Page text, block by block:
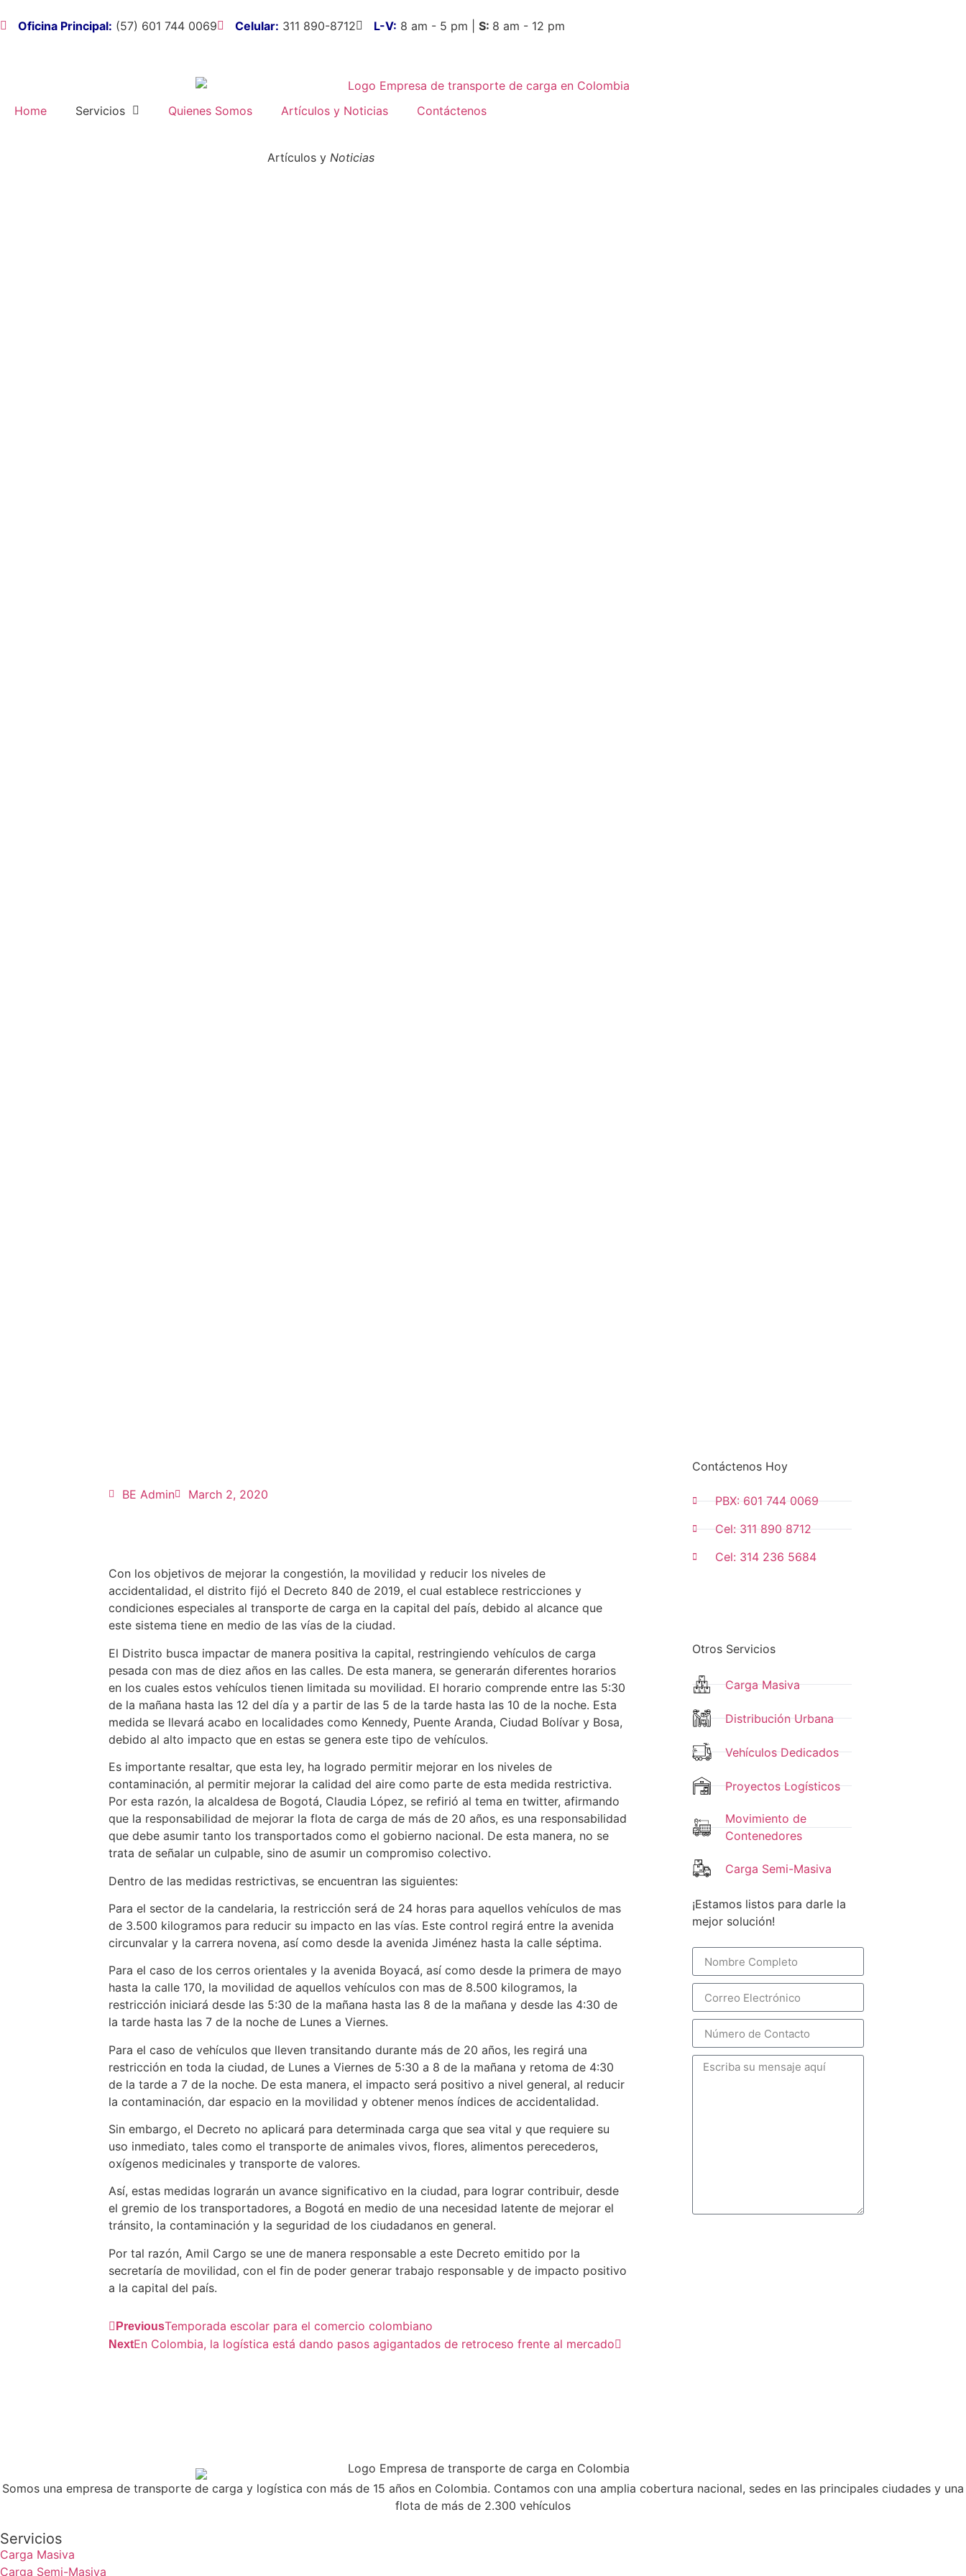
Oficina Principal: (57) 601 744 0069 Celular: 311 890-8712 L-V: 8 am - 5 pm | S: 8 am - 12 pm
Home Servicios Quienes Somos Artículos y Noticias Contáctenos
Artículos y Noticias
BE Admin March 2, 2020
Con los objetivos de mejorar la congestión, la movilidad y reducir los niveles de
accidentalidad, el distrito fijó el Decreto 840 de 2019, el cual establece restricciones y
condiciones especiales al transporte de carga en la capital del país, debido al alcance que
este sistema tiene en medio de las vías de la ciudad.
El Distrito busca impactar de manera positiva la capital, restringiendo vehículos de carga
pesada con mas de diez años en las calles. De esta manera, se generarán diferentes horarios
en los cuales estos vehículos tienen limitada su movilidad. El horario comprende entre las 5:30
de la mañana hasta las 12 del día y a partir de las 5 de la tarde hasta las 10 de la noche. Esta
medida se llevará acabo en localidades como Kennedy, Puente Aranda, Ciudad Bolívar y Bosa,
debido al alto impacto que en estas se genera este tipo de vehículos.
Es importante resaltar, que esta ley, ha logrado permitir mejorar en los niveles de
contaminación, al permitir mejorar la calidad del aire como parte de esta medida restrictiva.
Por esta razón, la alcaldesa de Bogotá, Claudia López, se refirió al tema en twitter, afirmando
que la responsabilidad de mejorar la flota de carga de más de 20 años, es una responsabilidad
que debe asumir tanto los transportados como el gobierno nacional. De esta manera, no se
trata de señalar un culpable, sino de asumir un compromiso colectivo.
Dentro de las medidas restrictivas, se encuentran las siguientes:
Para el sector de la candelaria, la restricción será de 24 horas para aquellos vehículos de mas
de 3.500 kilogramos para reducir su impacto en las vías. Este control regirá entre la avenida
circunvalar y la carrera novena, así como desde la avenida Jiménez hasta la calle séptima.
Para el caso de los cerros orientales y la avenida Boyacá, así como desde la primera de mayo
hasta la calle 170, la movilidad de aquellos vehículos con mas de 8.500 kilogramos, la
restricción iniciará desde las 5:30 de la mañana hasta las 8 de la mañana y desde las 4:30 de
la tarde hasta las 7 de la noche de Lunes a Viernes.
Para el caso de vehículos que lleven transitando durante más de 20 años, les regirá una
restricción en toda la ciudad, de Lunes a Viernes de 5:30 a 8 de la mañana y retoma de 4:30
de la tarde a 7 de la noche. De esta manera, el impacto será positivo a nivel general, al reducir
la contaminación, dar espacio en la movilidad y obtener menos índices de accidentalidad.
Sin embargo, el Decreto no aplicará para determinada carga que sea vital y que requiere su
uso inmediato, tales como el transporte de animales vivos, flores, alimentos perecederos,
oxígenos medicinales y transporte de valores.
Así, estas medidas lograrán un avance significativo en la ciudad, para lograr contribuir, desde
el gremio de los transportadores, a Bogotá en medio de una necesidad latente de mejorar el
tránsito, la contaminación y la seguridad de los ciudadanos en general.
Por tal razón, Amil Cargo se une de manera responsable a este Decreto emitido por la
secretaría de movilidad, con el fin de poder generar trabajo responsable y de impacto positivo
a la capital del país.
PreviousTemporada escolar para el comercio colombiano
NextEn Colombia, la logística está dando pasos agigantados de retroceso frente al mercado
Contáctenos Hoy
PBX: 601 744 0069
Cel: 311 890 8712
Cel: 314 236 5684
Otros Servicios
Carga Masiva
Distribución Urbana
Vehículos Dedicados
Proyectos Logísticos
Movimiento de
Contenedores
Carga Semi-Masiva
¡Estamos listos para darle la
mejor solución!
Somos una empresa de transporte de carga y logística con más de 15 años en Colombia. Contamos con una amplia cobertura nacional, sedes en las principales ciudades y una
flota de más de 2.300 vehículos
Servicios
Carga Masiva
Carga Semi-Masiva